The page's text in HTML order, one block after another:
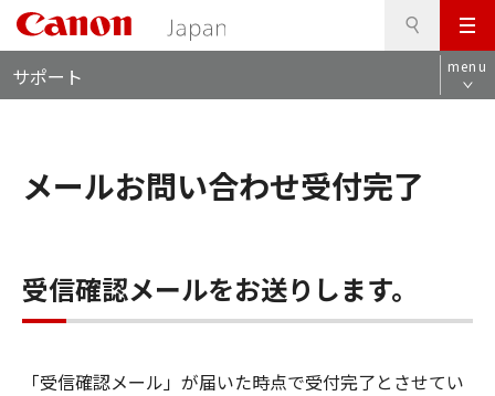
メ
ニ
ュ
サポート menu
メールお問い合わせ受付完了
受信確認メールをお送りします。
「受信確認メール」が届いた時点で受付完了とさせてい